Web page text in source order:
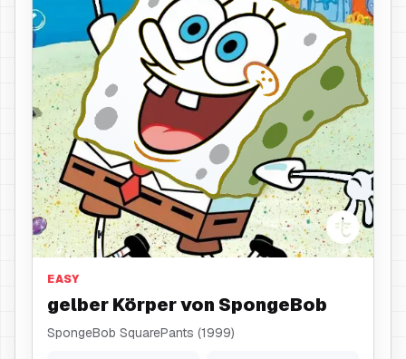
gelber Körper
EASY
gelber Körper von SpongeBob
SpongeBob SquarePants (1999)